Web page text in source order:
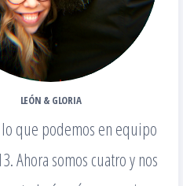
LEÓN & GLORIA
que podemos en equipo
Ahora somos cuatro y nos